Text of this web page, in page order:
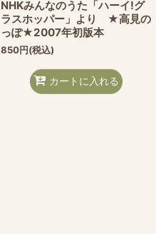
NHKみんなのうた「ハーイ!グ
ラスホッパー」より ★高見の
っぽ★2007年初版本
850円(税込)
カートに入れる